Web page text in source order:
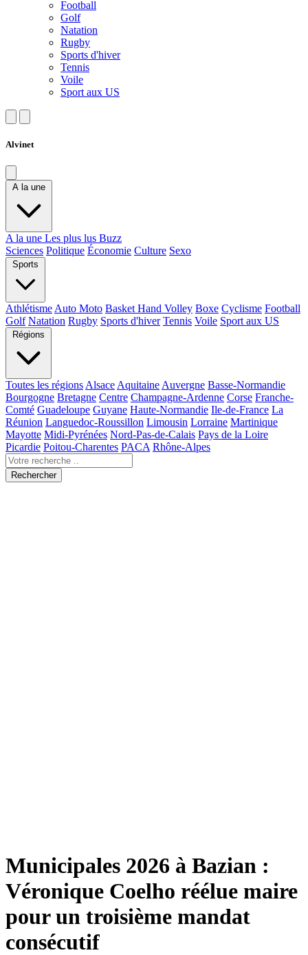
Football
Golf
Natation
Rugby
Sports d'hiver
Tennis
Voile
Sport aux US
Alvinet
A la une
A la une Les plus lus Buzz
Sciences Politique Économie Culture Sexo
Sports
Athlétisme Auto Moto Basket Hand Volley Boxe Cyclisme Football
Golf Natation Rugby Sports d'hiver Tennis Voile Sport aux US
Régions
Toutes les régions Alsace Aquitaine Auvergne Basse-Normandie
Bourgogne Bretagne Centre Champagne-Ardenne Corse Franche-
Comté Guadeloupe Guyane Haute-Normandie Ile-de-France La
Réunion Languedoc-Roussillon Limousin Lorraine Martinique
Mayotte Midi-Pyrénées Nord-Pas-de-Calais Pays de la Loire
Picardie Poitou-Charentes PACA Rhône-Alpes
Rechercher
Municipales 2026 à Bazian :
Véronique Coelho réélue maire
pour un troisième mandat
consécutif